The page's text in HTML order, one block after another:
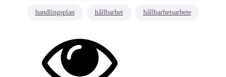
handlingsplan hållbarhet hållbarhetsarbete